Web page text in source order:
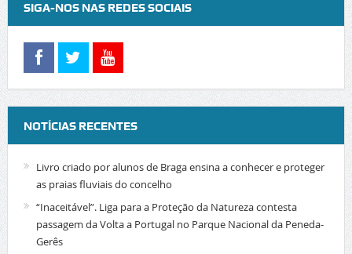
SIGA-NOS NAS REDES SOCIAIS
NOTÍCIAS RECENTES
Livro criado por alunos de Braga ensina a conhecer e proteger
as praias fluviais do concelho
“Inaceitável”. Liga para a Proteção da Natureza contesta
passagem da Volta a Portugal no Parque Nacional da Peneda-
Gerês